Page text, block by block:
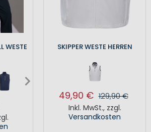
WESTE
SKIPPER WESTE HERREN
49,90 € 129,90 €
Inkl. MwSt., zzgl.
Versandkosten